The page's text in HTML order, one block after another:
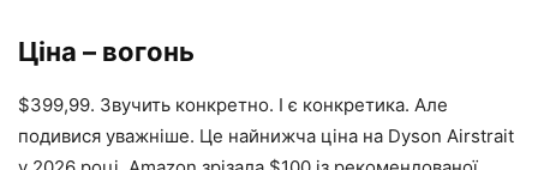
Ціна – вогонь
$399,99. Звучить конкретно. І є конкретика. Але
подивися уважніше. Це найнижча ціна на Dyson Airstrait